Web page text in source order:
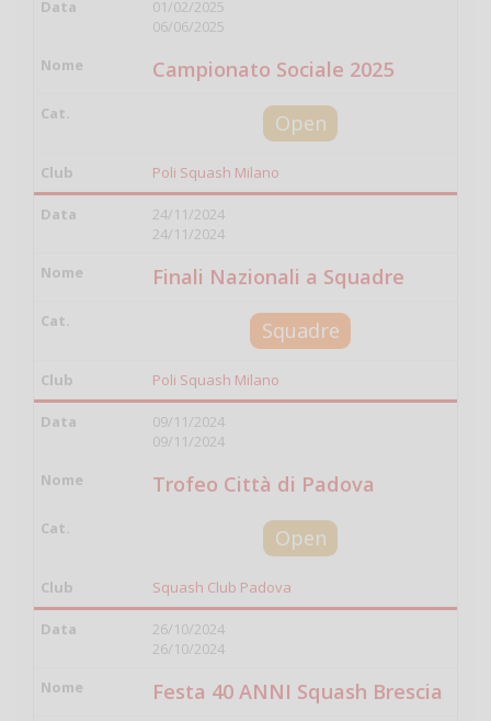
01/02/2025
06/06/2025
Campionato Sociale 2025
Open
Poli Squash Milano
24/11/2024
24/11/2024
Finali Nazionali a Squadre
Squadre
Poli Squash Milano
09/11/2024
09/11/2024
Trofeo Città di Padova
Open
Squash Club Padova
26/10/2024
26/10/2024
Festa 40 ANNI Squash Brescia